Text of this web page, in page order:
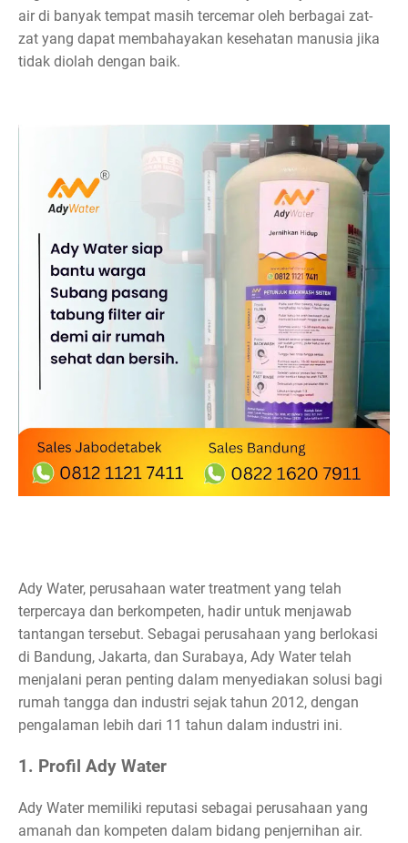
air di banyak tempat masih tercemar oleh berbagai zat-
zat yang dapat membahayakan kesehatan manusia jika
tidak diolah dengan baik.
Ady Water, perusahaan water treatment yang telah
terpercaya dan berkompeten, hadir untuk menjawab
tantangan tersebut. Sebagai perusahaan yang berlokasi
di Bandung, Jakarta, dan Surabaya, Ady Water telah
menjalani peran penting dalam menyediakan solusi bagi
rumah tangga dan industri sejak tahun 2012, dengan
pengalaman lebih dari 11 tahun dalam industri ini.
1. Profil Ady Water
Ady Water memiliki reputasi sebagai perusahaan yang
amanah dan kompeten dalam bidang penjernihan air.